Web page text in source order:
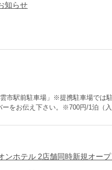
知らせ
市駅前駐車場」※提携駐車場では
ーをお伝え下さい。※700円/1泊（
ンホテル 2店舗同時新規オープ